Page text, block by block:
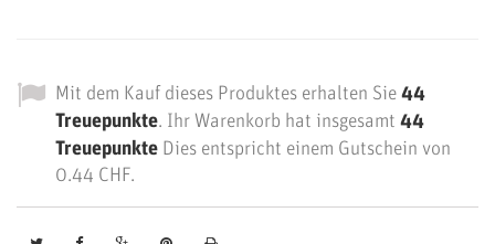
Mit dem Kauf dieses Produktes erhalten Sie 44
Treuepunkte. Ihr Warenkorb hat insgesamt 44
Treuepunkte Dies entspricht einem Gutschein von
0.44 CHF.